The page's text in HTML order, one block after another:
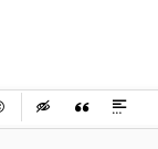
защищенную
смайлик
Вставка скрытого
Вставка